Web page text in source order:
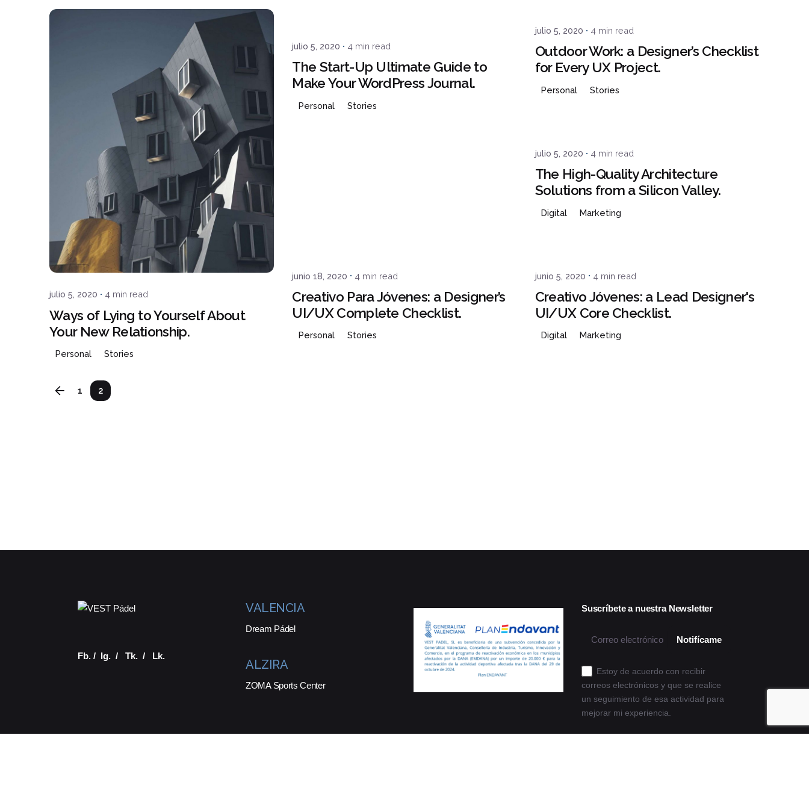
SEDES CONTACTO
Posted by
admin
julio 5, 2020 4 min read
Ways of Lying to Yourself About
Your New Relationship.
Personal Stories
julio 5, 2020 4 min read
The Start-Up Ultimate Guide to
Make Your WordPress Journal.
Personal Stories
julio 5, 2020 4 min read
Outdoor Work: a Designer’s Checklist
for Every UX Project.
Personal Stories
Posted by
julio 5, 2020 4 min read
The High-Quality Architecture
Solutions from a Silicon Valley.
Digital Marketing
junio 18, 2020 4 min read
Creativo Para Jóvenes: a Designer’s
UI/UX Complete Checklist.
Personal Stories
Posted by
junio 5, 2020 4 min read
Creativo Jóvenes: a Lead Designer's
UI/UX Core Checklist.
Digital Marketing
1 2
Fb. / Ig. /Tk. / Lk.
VALENCIA
Dream Pádel
ALZIRA
ZOMA Sports Center
Suscríbete a nuestra Newsletter
Estoy de acuerdo con recibir
correos electrónicos y que se realice
un seguimiento de esa actividad para
mejorar mi experiencia.